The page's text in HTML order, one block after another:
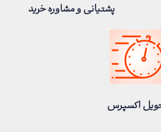
پشتیانی و مشاوره خرید
اکسپرس